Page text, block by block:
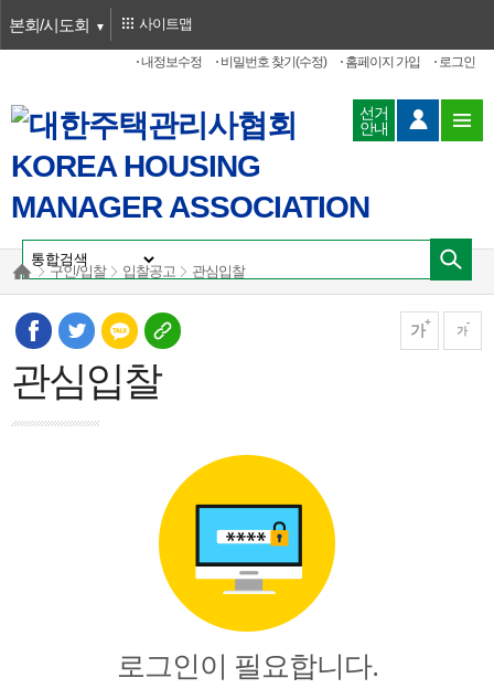
본회/시도회
로그인
홈페이지 가입
비밀번호 찾기(수정)
내정보수정
사이트맵
선거
안내
구인/입찰 입찰공고 관심입찰
가 가
관심입찰
로그인이 필요합니다.